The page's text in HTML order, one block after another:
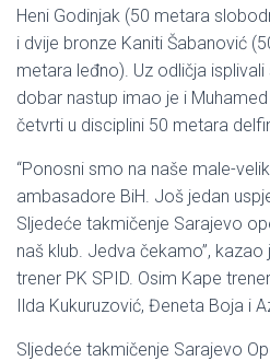
Heni Godinjak (50 metara
i dvije bronze Kaniti Šabanović
metara leđno). Uz odličja
dobar nastup imao je i
četvrti u disciplini 50 metara
“Ponosni smo na naše male-
ambasadore BiH. Još jedan
Sljedeće takmičenje Sarajevo
naš klub. Jedva čekamo”,
trener PK SPID. Osim Kape
Ilda Kukuruzović, Đeneta Boja i
Sljedeće takmičenje Sarajevo